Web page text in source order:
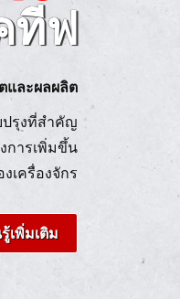
ฟ
ะผลผลิต
รุงที่สำคัญ
ารเพิ่มขึ้น
ครื่องจักร
พิ่มเติม